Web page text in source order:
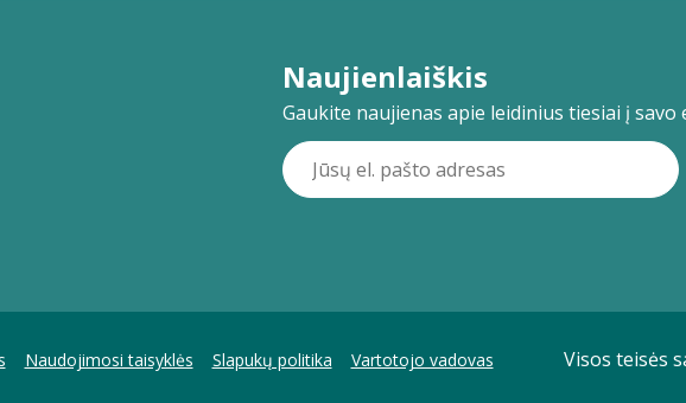
Naujienlaiškis
Gaukite naujienas apie leidinius tiesiai į savo
Visos teisės
Naudojimosi taisyklės Slapukų politika Vartotojo vadovas